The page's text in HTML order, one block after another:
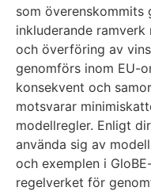
som överenskommits
inkluderande
och överföring av
genomförs inom EU-
konsekvent och
motsvarar
modellregler. Enligt
använda sig av
och exemplen i
regelverket för